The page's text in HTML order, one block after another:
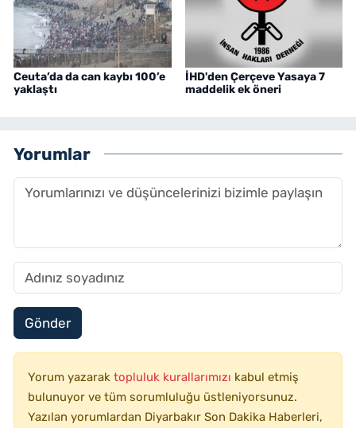
Ceuta’da da can kaybı 100’e
yaklaştı
İHD'den Çerçeve Yasaya 7
maddelik ek öneri
Yorumlar
Gönder
Yorum yazarak topluluk kurallarımızı kabul etmiş
bulunuyor ve tüm sorumluluğu üstleniyorsunuz.
Yazılan yorumlardan Diyarbakır Son Dakika Haberleri,